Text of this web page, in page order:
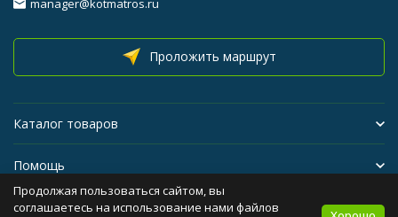
manager@kotmatros.ru
Проложить маршрут
Каталог товаров
Помощь
Бренды
Продолжая пользоваться сайтом, вы
соглашаетесь на использование нами файлов